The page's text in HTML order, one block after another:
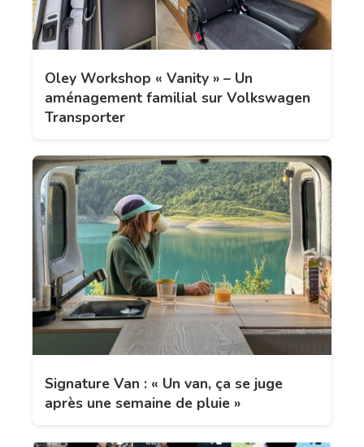
Oley Workshop « Vanity » – Un
aménagement familial sur Volkswagen
Transporter
Signature Van : « Un van, ça se juge
après une semaine de pluie »